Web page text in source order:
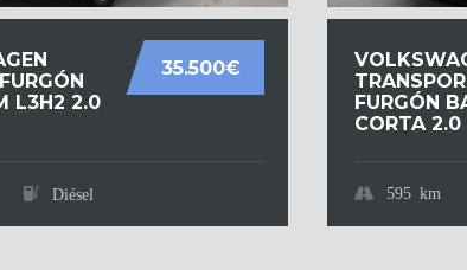
35.500€
L3H2 2.0
Diésel
FURGÓN
CORTA 2.0
595 km